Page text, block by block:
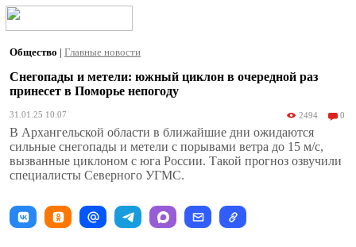
Общество | Главные новости
Снегопады и метели: южный циклон в очередной раз
принесет в Поморье непогоду
31.01.25 10:07 2494 0
В Архангельской области в ближайшие дни ожидаются
сильные снегопады и метели с порывами ветра до 15 м/с,
вызванные циклоном с юга России. Такой прогноз озвучили
специалисты Северного УГМС.